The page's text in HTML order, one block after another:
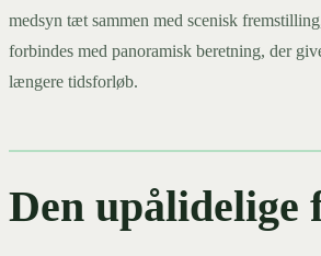
medsyn tæt sammen med scenisk
forbindes med panoramisk beretning, der
længere tidsforløb.
Den